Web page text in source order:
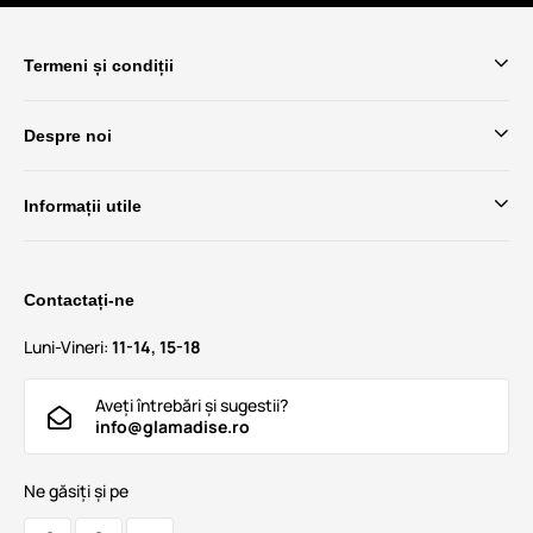
Termeni și condiții
Despre noi
Informații utile
Contactați-ne
Luni-Vineri: 11-14, 15-18
Aveți întrebări și sugestii?
info@glamadise.ro
Ne găsiți și pe